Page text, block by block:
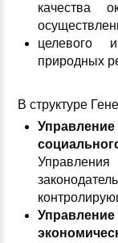
качества
целевого
природных
В структуре